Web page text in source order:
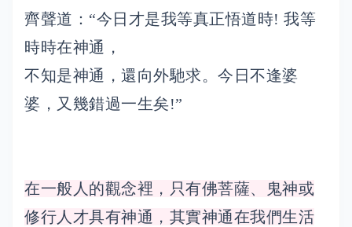
齊聲道：“今日才是我等真正悟道時! 我等
時時在神通，
不知是神通，還向外馳求。今日不逢婆
婆，又幾錯過一生矣!”
在一般人的觀念裡，只有佛菩薩、鬼神或
修行人才具有神通，其實神通在我們生活